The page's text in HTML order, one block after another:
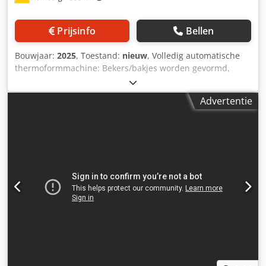
lager zijn dan de gebruikelijke prijzen. Stel gerust uw
vraag en vertel ons uw verpakkingsopdracht. - Meestal zijn
voorraad leverbaar. Bovendien hanteren wij zeer korte
levertijden van circa 3 weken voor machines die op
klantspecificatie worden vervaardigd. - Alle machines zijn
Prijsinfo Bellen
Bouwjaar: 2025, Toestand: nieuw, Volledig automatische
thermoformmachine: Bekers/bakjes worden gevormd,
gevuld en met folie afgesloten. Geschikt voor vacuüm-,
gas- en beschermende atmosfeerverpakking van
levensmiddelen zoals broodjes, vlees, zeevruchten, fruit,
BUSCH, pneumatische componenten van SMC,
elektronische componenten voornamelijk van Schneider,
fotosensoren van SICK, PLC en touchscreen van Delta. -
Advertentie